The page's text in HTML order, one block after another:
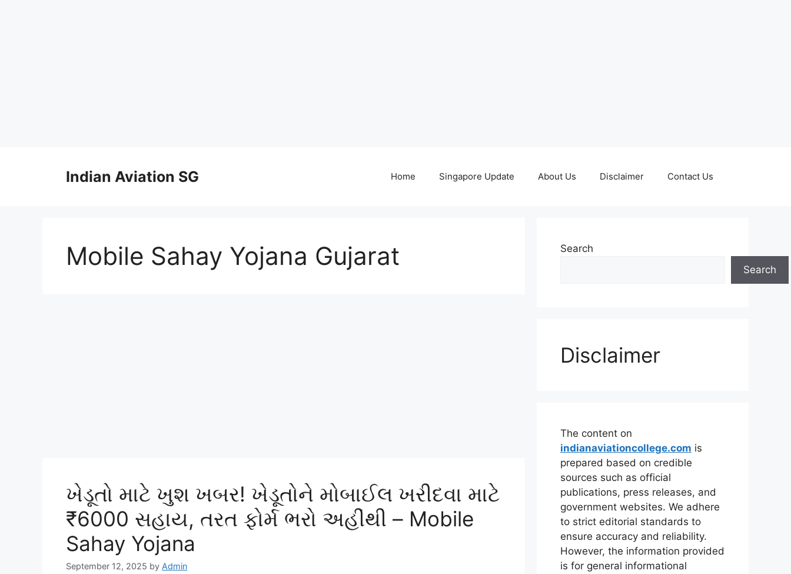
Indian Aviation SG Home Singapore Update About Us Disclaimer Contact Us
Mobile Sahay Yojana Gujarat
ખેડૂતો માટે ખુશ ખબર! ખેડૂતોને મોબાઈલ ખરીદવા માટે
₹6000 સહાય, તરત ફોર્મ ભરો અહીંથી – Mobile
Sahay Yojana
September 12, 2025 by Admin
Search
Search
Disclaimer
The content on
indianaviationcollege.com is
prepared based on credible
sources such as official
publications, press releases, and
government websites. We adhere
to strict editorial standards to
ensure accuracy and reliability.
However, the information provided
is for general informational